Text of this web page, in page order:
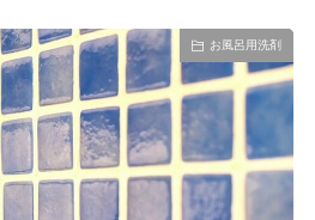
お風呂用洗剤